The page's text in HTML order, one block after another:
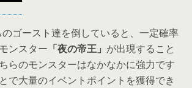
ゴースト達を倒していると、一定確率
ンスター 「夜の帝王」 が出現すること
らのモンスターはなかなかに強力です
で大量のイベントポイントを獲得でき